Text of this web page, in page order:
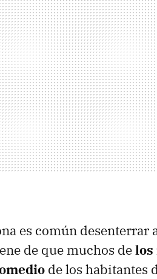
es común desenterrar
de que muchos delos
de los habitantes